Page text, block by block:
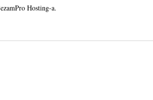
Hosting-a.